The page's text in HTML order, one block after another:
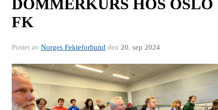
DOMMERKURS HOS OSLO
FK
Postet av Norges Fekteforbund den 20. sep 2024